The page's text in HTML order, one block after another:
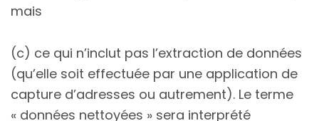
mais
(c) ce qui n’inclut pas l’extraction de données
(qu’elle soit effectuée par une application de
capture d’adresses ou autrement). Le terme
« données nettoyées » sera interprété